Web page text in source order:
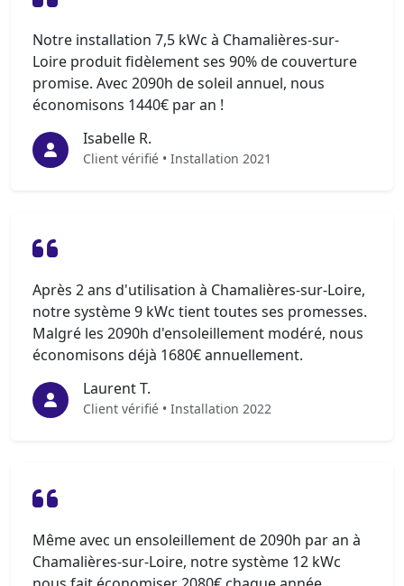
Notre installation 7,5 kWc à Chamalières-sur-
Loire produit fidèlement ses 90% de couverture
promise. Avec 2090h de soleil annuel, nous
économisons 1440€ par an !
Isabelle R.
Client vérifié • Installation 2021
Après 2 ans d'utilisation à Chamalières-sur-Loire,
notre système 9 kWc tient toutes ses promesses.
Malgré les 2090h d'ensoleillement modéré, nous
économisons déjà 1680€ annuellement.
Laurent T.
Client vérifié • Installation 2022
Même avec un ensoleillement de 2090h par an à
Chamalières-sur-Loire, notre système 12 kWc